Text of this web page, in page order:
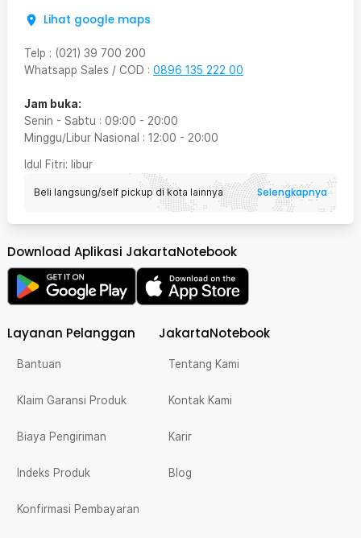
Lihat google maps
Telp : (021) 39 700 200
Whatsapp Sales / COD : 0896 135 222 00
Jam buka:
Senin - Sabtu : 09:00 - 20:00
Minggu/Libur Nasional : 12:00 - 20:00
Idul Fitri: libur
Beli langsung/self pickup di kota lainnya Selengkapnya
Download Aplikasi JakartaNotebook
Layanan Pelanggan
Bantuan
Klaim Garansi Produk
Biaya Pengiriman
Indeks Produk
Konfirmasi Pembayaran
JakartaNotebook
Tentang Kami
Kontak Kami
Karir
Blog